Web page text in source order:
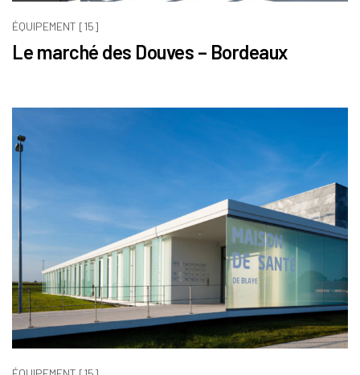
ÉQUIPEMENT [15]
Le marché des Douves – Bordeaux